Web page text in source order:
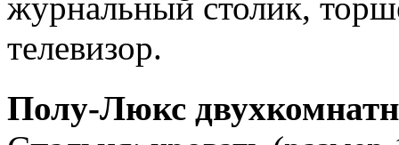
телевизор.
Полу-Люкс